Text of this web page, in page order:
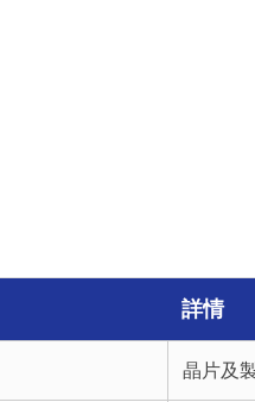
詳情
晶片及